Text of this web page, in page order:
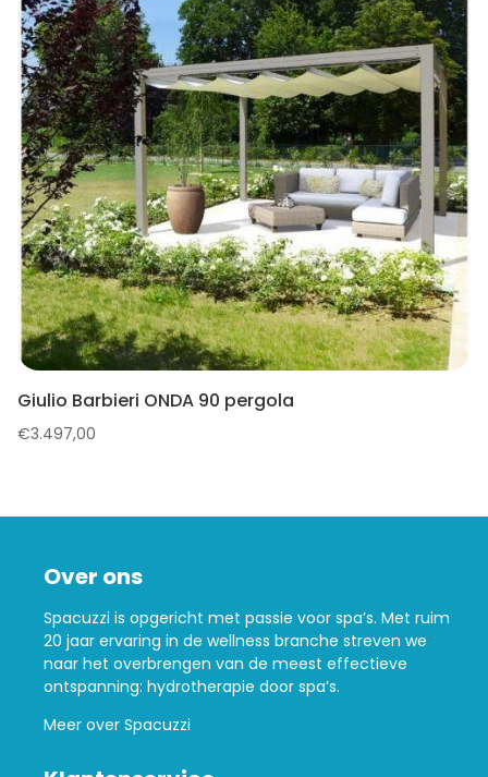
Giulio Barbieri ONDA 90 pergola
€3.497,00
Over ons
Spacuzzi is opgericht met passie voor spa’s. Met ruim
20 jaar ervaring in de wellness branche streven we
naar het overbrengen van de meest effectieve
ontspanning: hydrotherapie door spa’s.
Meer over Spacuzzi